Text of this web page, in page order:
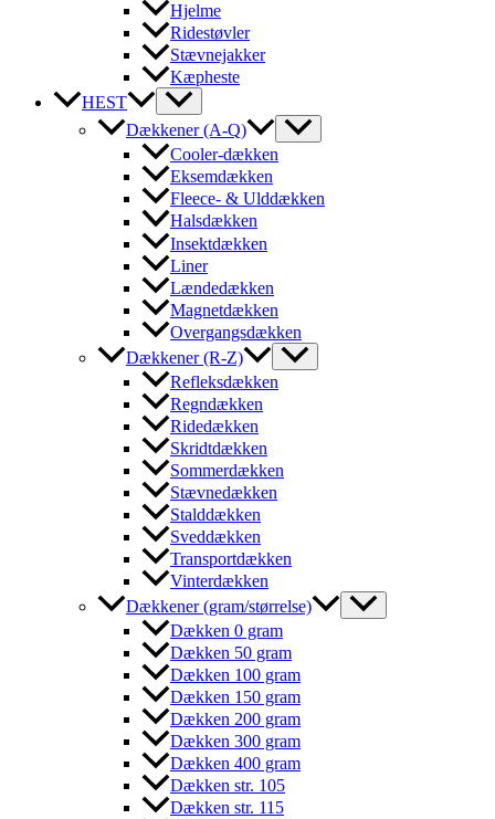
Hjelme
Ridestøvler
Stævnejakker
Kæpheste
HEST
Dækkener (A-Q)
Cooler-dækken
Eksemdækken
Fleece- & Ulddækken
Halsdækken
Insektdækken
Liner
Lændedækken
Magnetdækken
Overgangsdækken
Dækkener (R-Z)
Refleksdækken
Regndækken
Ridedækken
Skridtdækken
Sommerdækken
Stævnedækken
Stalddækken
Sveddækken
Transportdækken
Vinterdækken
Dækkener (gram/størrelse)
Dækken 0 gram
Dækken 50 gram
Dækken 100 gram
Dækken 150 gram
Dækken 200 gram
Dækken 300 gram
Dækken 400 gram
Dækken str. 105
Dækken str. 115